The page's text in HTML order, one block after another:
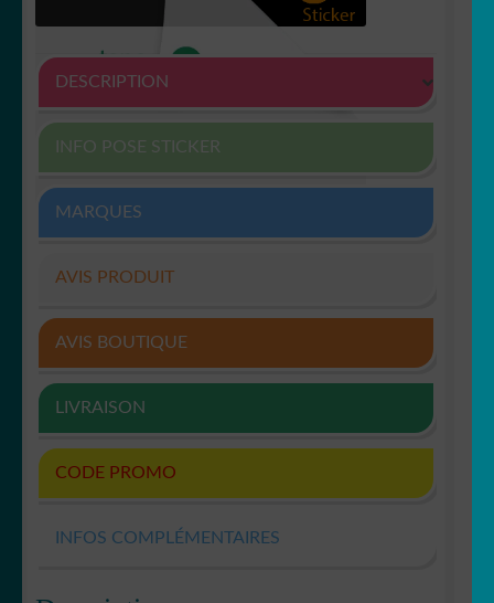
DESCRIPTION
INFO POSE STICKER
MARQUES
AVIS PRODUIT
AVIS BOUTIQUE
LIVRAISON
CODE PROMO
INFOS COMPLÉMENTAIRES